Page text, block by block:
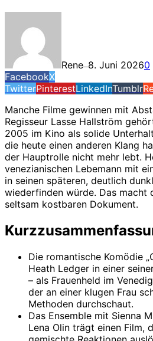
Rene—8. Juni 20260
FacebookX
TwitterPinterestLinkedInTumblr
Manche Filme gewinnen mit
Regisseur Lasse Hallström
2005 im Kino als solide
die heute einen anderen Klang
der Hauptrolle nicht mehr lebt.
venezianischen Lebemann mit
in seinen späteren, deutlich
wiederfinden würde. Das macht
seltsam kostbaren Dokument.
Die romantische Komödie
Heath Ledger in einer
– als Frauenheld im
der an einer klugen Frau
Methoden durchschaut.
Das Ensemble mit Sienna
Lena Olin trägt einen Film,